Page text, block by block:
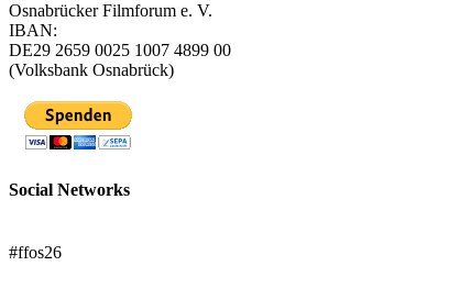
Osnabrücker Filmforum e. V.
IBAN:
DE29 2659 0025 1007 4899 00
(Volksbank Osnabrück)
Social Networks
#ffos26